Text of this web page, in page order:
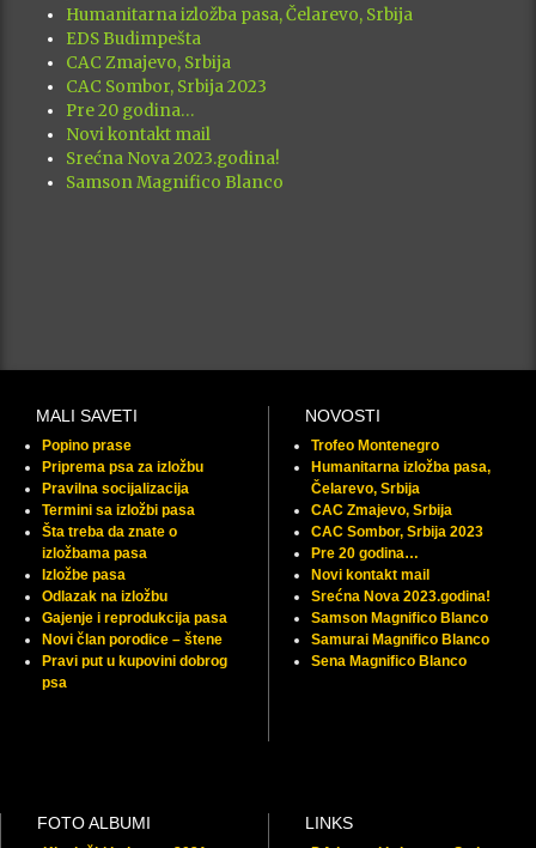
Humanitarna izložba pasa, Čelarevo, Srbija
EDS Budimpešta
CAC Zmajevo, Srbija
CAC Sombor, Srbija 2023
Pre 20 godina…
Novi kontakt mail
Srećna Nova 2023.godina!
Samson Magnifico Blanco
MALI SAVETI
Popino prase
Priprema psa za izložbu
Pravilna socijalizacija
Termini sa izložbi pasa
Šta treba da znate o
izložbama pasa
Izložbe pasa
Odlazak na izložbu
Gajenje i reprodukcija pasa
Novi član porodice – štene
Pravi put u kupovini dobrog
psa
NOVOSTI
Trofeo Montenegro
Humanitarna izložba pasa,
Čelarevo, Srbija
CAC Zmajevo, Srbija
CAC Sombor, Srbija 2023
Pre 20 godina…
Novi kontakt mail
Srećna Nova 2023.godina!
Samson Magnifico Blanco
Samurai Magnifico Blanco
Sena Magnifico Blanco
FOTO ALBUMI LINKS